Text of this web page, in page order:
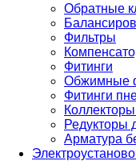
Обратные
Фильтры
Фитинги
Обжимные
Фитинги
Редукторы
Арматура